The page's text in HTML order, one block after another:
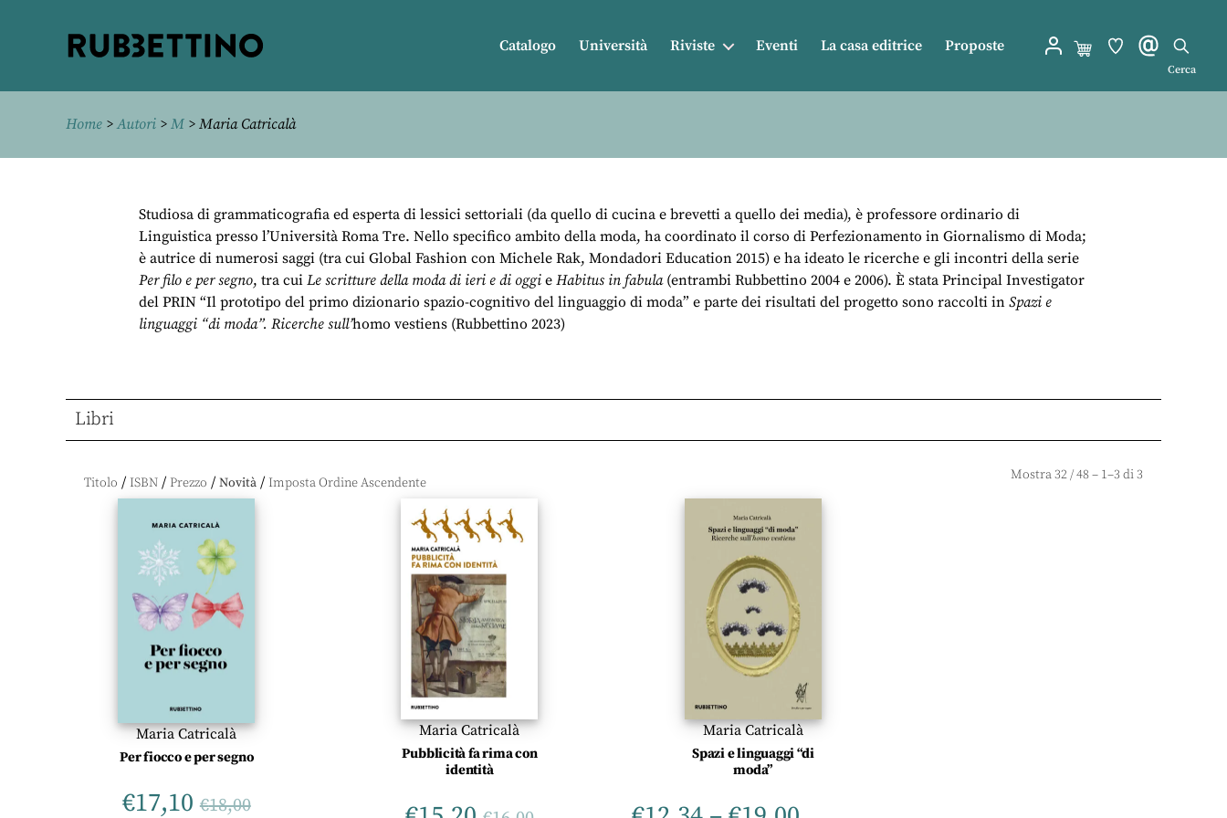
Catalogo Università Riviste Eventi La casa editrice Proposte
Cerca
Home >Autori > M > Maria Catricalà
Studiosa di grammaticografia ed esperta di lessici settoriali (da quello di cucina e brevetti a quello dei media), è professore ordinario di
Linguistica presso l’Università Roma Tre. Nello specifico ambito della moda, ha coordinato il corso di Perfezionamento in Giornalismo di Moda;
è autrice di numerosi saggi (tra cui Global Fashion con Michele Rak, Mondadori Education 2015) e ha ideato le ricerche e gli incontri della serie
Per filo e per segno, tra cui Le scritture della moda di ieri e di oggi e Habitus in fabula(entrambi Rubbettino 2004 e 2006). È stata Principal Investigator
del PRIN “Il prototipo del primo dizionario spazio-cognitivo del linguaggio di moda” e parte dei risultati del progetto sono raccolti in Spazi e
linguaggi “di moda”. Ricerche sull’homo vestiens (Rubbettino 2023)
Libri
Titolo / ISBN / Prezzo / Novità / Mostra32/48– 1–3 di 3
Maria Catricalà
Per fiocco e per segno
€17,10 €18,00
Maria Catricalà
Pubblicità fa rima con
identità
Maria Catricalà
Spazi e linguaggi “di
moda”